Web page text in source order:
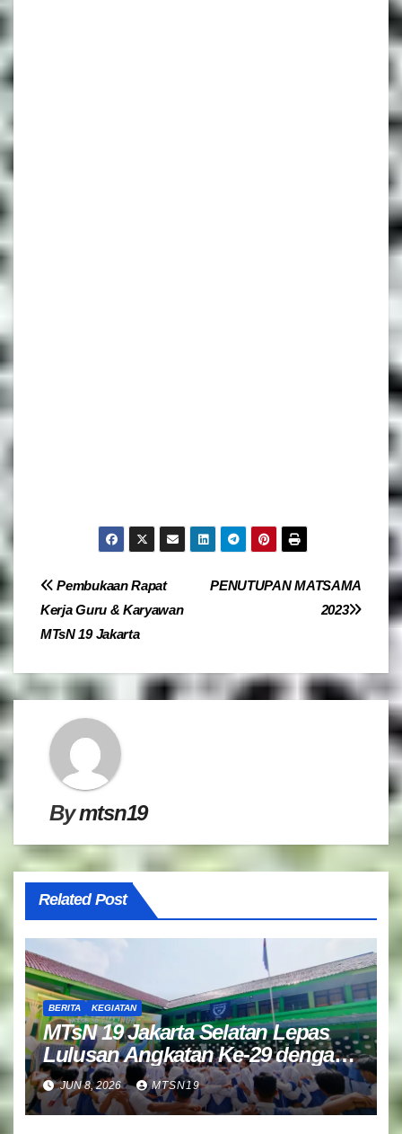
Navigasi
pos
PENUTUPAN MATSAMA
2023
Pembukaan Rapat
Kerja Guru & Karyawan
MTsN 19 Jakarta
Bymtsn19
Related Post
BERITA KEGIATAN
MTsN 19 Jakarta Selatan Lepas
Lulusan Angkatan Ke-29 dengan
Doa dan Harapan Terbaik
JUN 8, 2026 MTSN19